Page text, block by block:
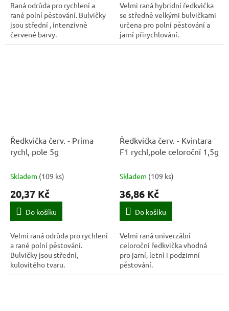
Raná odrůda pro rychlení a
rané polní pěstování. Bulvičky
jsou střední , intenzivně
červené barvy.
Velmi raná hybridní ředkvička
se středně velkými bulvičkami
určena pro polní pěstování a
jarní přirychlování.
Ředkvička červ. - Prima
rychl, pole 5g
Skladem (109 ks)
20,37 Kč
Do košíku
Velmi raná odrůda pro rychlení
a rané polní pěstování.
Bulvičky jsou střední,
kulovitého tvaru.
Ředkvička červ. - Kvintara
F1 rychl,pole celoroční 1,5g
Skladem (109 ks)
36,86 Kč
Do košíku
Velmi raná univerzální
celoroční ředkvička vhodná
pro jarní, letní i podzimní
pěstování.